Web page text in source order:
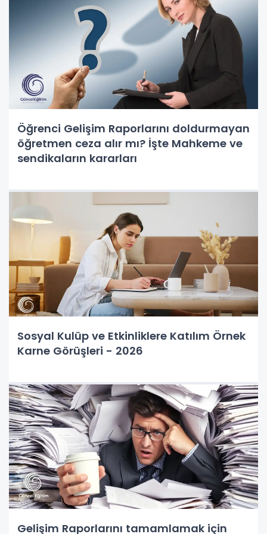
Öğrenci Gelişim Raporlarını doldurmayan
öğretmen ceza alır mı? İşte Mahkeme ve
sendikaların kararları
Sosyal Kulüp ve Etkinliklere Katılım Örnek
Karne Görüşleri - 2026
Gelişim Raporlarını tamamlamak için